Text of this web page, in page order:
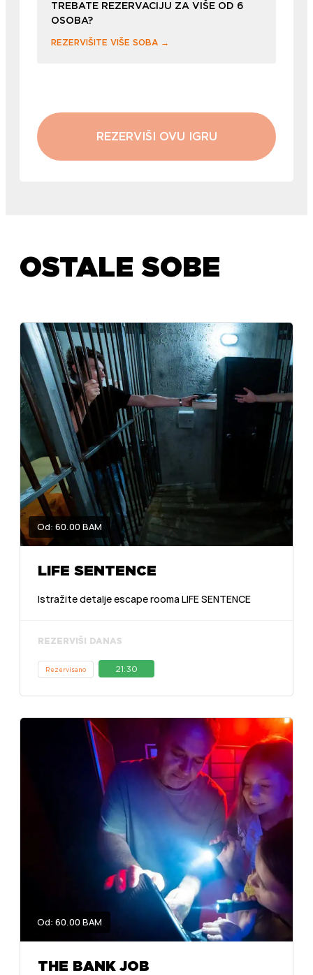
TREBATE REZERVACIJU ZA VIŠE OD 6
OSOBA?
REZERVIŠITE VIŠE SOBA →
REZERVIŠI OVU IGRU
OSTALE SOBE
Od: 60.00 BAM
LIFE SENTENCE
Istražite detalje escape rooma LIFE SENTENCE
REZERVIŠI DANAS
Rezervisano 21:30
Od: 60.00 BAM
THE BANK JOB